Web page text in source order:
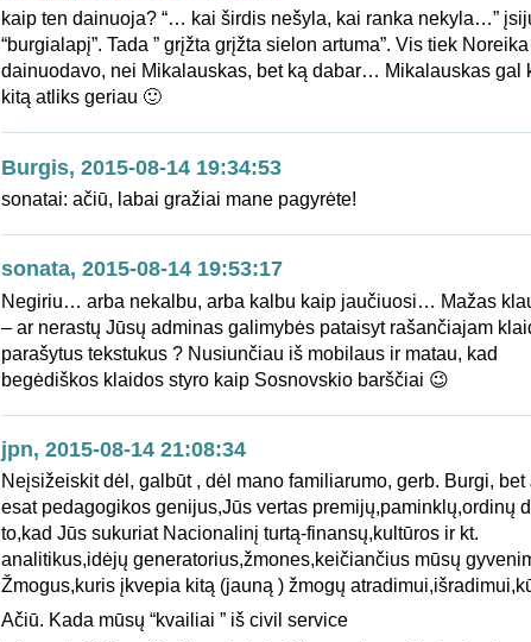
kaip ten dainuoja? “… kai širdis nešyla, kai ranka nekyla…”
“burgialapį”. Tada ” grįžta grįžta sielon artuma”. Vis tiek
dainuodavo, nei Mikalauskas, bet ką dabar… Mikalauskas gal
kitą atliks geriau 🙂
Burgis, 2015-08-14 19:34:53
sonatai: ačiū, labai gražiai mane pagyrėte!
sonata, 2015-08-14 19:53:17
Negiriu… arba nekalbu, arba kalbu kaip jaučiuosi… Mažas
– ar nerastų Jūsų adminas galimybės pataisyt rašančiajam
parašytus tekstukus ? Nusiunčiau iš mobilaus ir matau, kad
begėdiškos klaidos styro kaip Sosnovskio barščiai 😉
jpn, 2015-08-14 21:08:34
Neįsižeiskit dėl, galbūt , dėl mano familiarumo, gerb. Burgi, bet
esat pedagogikos genijus,Jūs vertas premijų,paminklų,ordinų
to,kad Jūs sukuriat Nacionalinį turtą-finansų,kultūros ir kt.
analitikus,idėjų generatorius,žmones,keičiančius mūsų
Žmogus,kuris įkvepia kitą (jauną ) žmogų
Ačiū. Kada mūsų “kvailiai ” iš civil service